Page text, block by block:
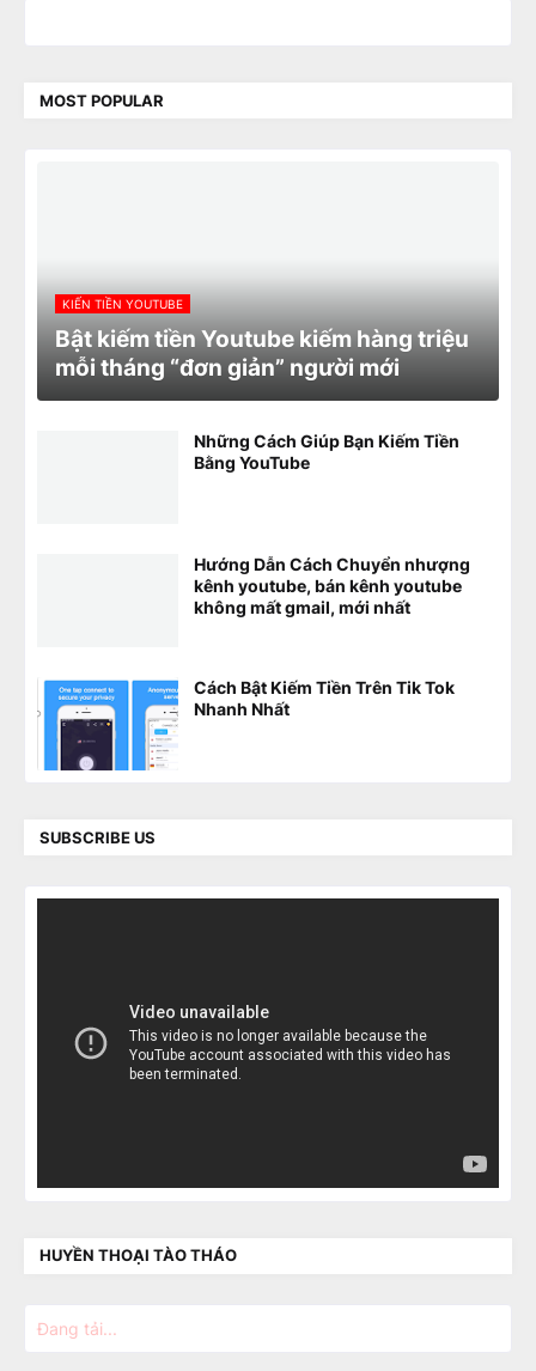
MOST POPULAR
KIẾN TIỀN YOUTUBE
Bật kiếm tiền Youtube kiếm hàng triệu
mỗi tháng “đơn giản” người mới
Những Cách Giúp Bạn Kiếm Tiền
Bằng YouTube
Hướng Dẫn Cách Chuyển nhượng
kênh youtube, bán kênh youtube
không mất gmail, mới nhất
Cách Bật Kiếm Tiền Trên Tik Tok
Nhanh Nhất
SUBSCRIBE US
HUYỀN THOẠI TÀO THÁO
Đang tải...